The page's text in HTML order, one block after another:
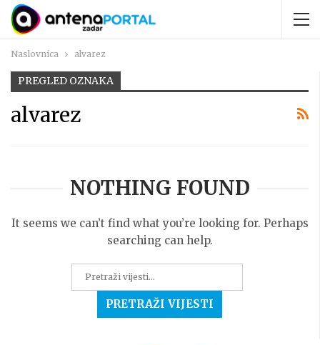
Naslovnica alvarez
PREGLED OZNAKA
alvarez
NOTHING FOUND
It seems we can’t find what you’re looking for. Perhaps
searching can help.